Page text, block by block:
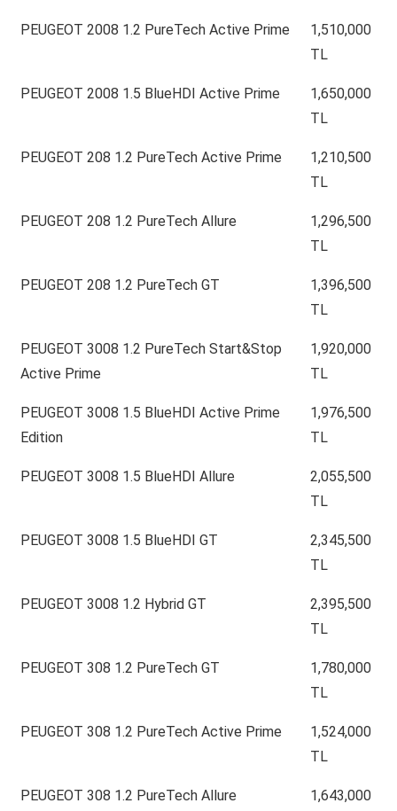
PEUGEOT 2008 1.2 PureTech Active Prime
1,510,000
TL
PEUGEOT 2008 1.5 BlueHDI Active Prime
1,650,000
TL
PEUGEOT 208 1.2 PureTech Active Prime
1,210,500
TL
PEUGEOT 208 1.2 PureTech Allure
1,296,500
TL
PEUGEOT 208 1.2 PureTech GT
1,396,500
TL
PEUGEOT 3008 1.2 PureTech Start&Stop
Active Prime
1,920,000
TL
PEUGEOT 3008 1.5 BlueHDI Active Prime
Edition
1,976,500
TL
PEUGEOT 3008 1.5 BlueHDI Allure
2,055,500
TL
PEUGEOT 3008 1.5 BlueHDI GT
2,345,500
TL
PEUGEOT 3008 1.2 Hybrid GT
2,395,500
TL
PEUGEOT 308 1.2 PureTech GT
1,780,000
TL
PEUGEOT 308 1.2 PureTech Active Prime
1,524,000
TL
PEUGEOT 308 1.2 PureTech Allure
1,643,000